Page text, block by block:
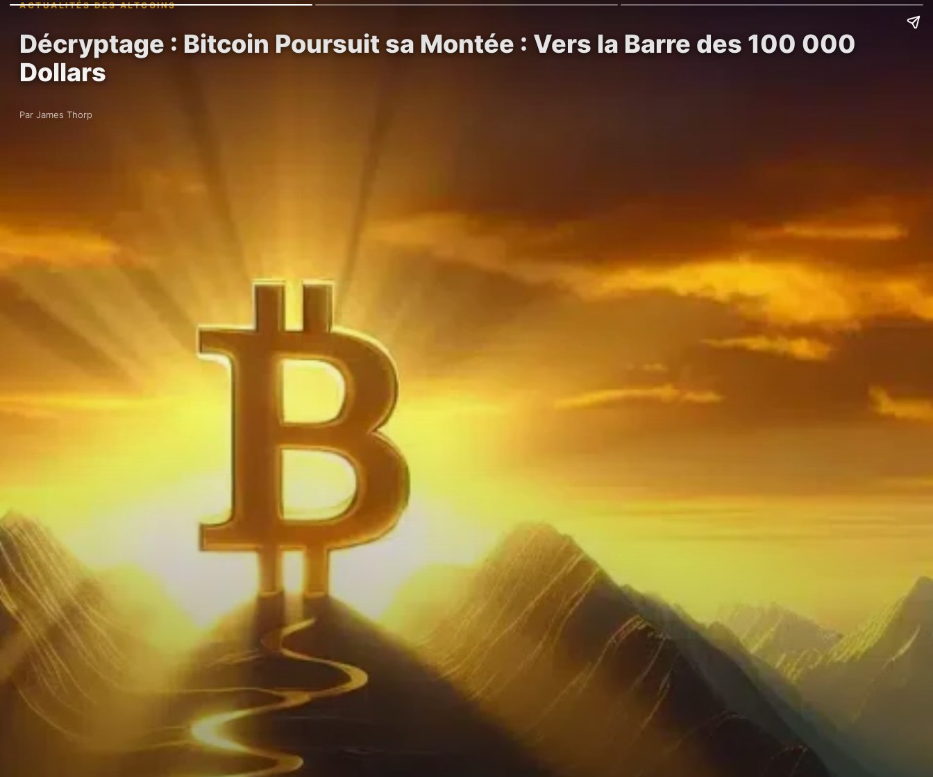
ACTUALITÉS DES ALTCOINS
Décryptage : Bitcoin Poursuit sa Montée : Vers la Barre des 100 000
Dollars
Par James Thorp